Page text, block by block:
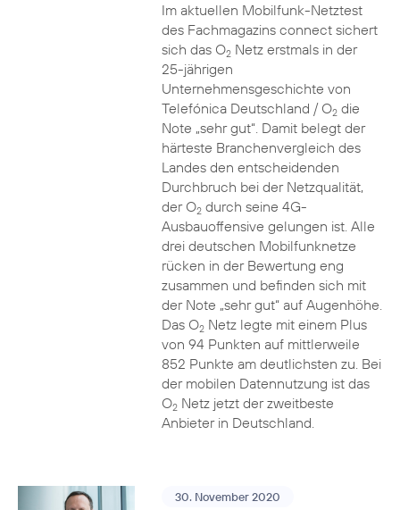
Im aktuellen Mobilfunk-Netztest
des Fachmagazins connect sichert
sich das O2Netz erstmals in der
25-jährigen
Unternehmensgeschichte von
Telefónica Deutschland / O2die
Note „sehr gut“. Damit belegt der
härteste Branchenvergleich des
Landes den entscheidenden
Durchbruch bei der Netzqualität,
der O2durch seine 4G-
Ausbauoffensive gelungen ist. Alle
drei deutschen Mobilfunknetze
rücken in der Bewertung eng
zusammen und befinden sich mit
der Note „sehr gut“ auf Augenhöhe.
Das O2Netz legte mit einem Plus
von 94 Punkten auf mittlerweile
852 Punkte am deutlichsten zu. Bei
der mobilen Datennutzung ist das
O2Netz jetzt der zweitbeste
Anbieter in Deutschland.
30. November 2020